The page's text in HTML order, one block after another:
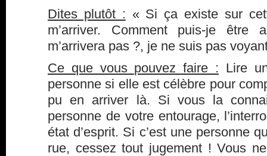
Dites plutôt : « Si ça existe sur
m’arriver. Comment puis-je
m’arrivera pas ?, je ne suis pas
Ce que vous pouvez faire : Lire
personne si elle est célèbre pour
pu en arriver là. Si vous la
personne de votre entourage,
état d’esprit. Si c’est une personne
rue, cessez tout jugement ! Vous